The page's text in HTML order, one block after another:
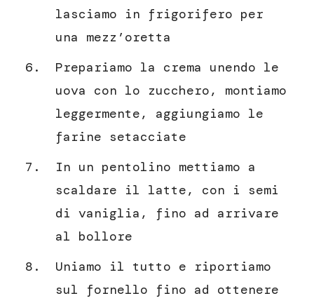
lasciamo in frigorifero per
una mezz’oretta
Prepariamo la crema unendo le
uova con lo zucchero, montiamo
leggermente, aggiungiamo le
farine setacciate
In un pentolino mettiamo a
scaldare il latte, con i semi
di vaniglia, fino ad arrivare
al bollore
Uniamo il tutto e riportiamo
sul fornello fino ad ottenere